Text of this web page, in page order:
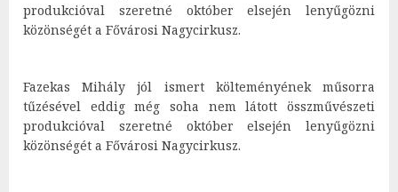
produkcióval szeretné október elsején lenyűgözni
közönségét a Fővárosi Nagycirkusz.
Fazekas Mihály jól ismert költeményének műsorra
tűzésével eddig még soha nem látott összművészeti
produkcióval szeretné október elsején lenyűgözni
közönségét a Fővárosi Nagycirkusz.